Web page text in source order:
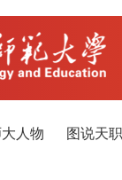
人物 图说天